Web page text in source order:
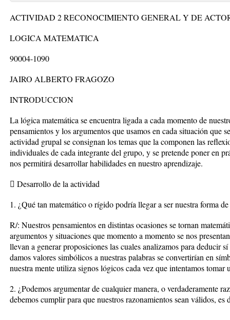
ACTIVIDAD 2 RECONOCIMIENTO GENERAL Y DE
LOGICA MATEMATICA
90004-1090
JAIRO ALBERTO FRAGOZO
INTRODUCCION
La lógica matemática se encuentra ligada a cada momento de
pensamientos y los argumentos que usamos en cada situación que
actividad grupal se consignan los temas que la componen las
individuales de cada integrante del grupo, y se pretende poner en
nos permitirá desarrollar habilidades en nuestro aprendizaje.
 Desarrollo de la actividad
1. ¿Qué tan matemático o rígido podría llegar a ser nuestra forma
R/: Nuestros pensamientos en distintas ocasiones se tornan
argumentos y situaciones que momento a momento se nos
llevan a generar proposiciones las cuales analizamos para deducir
damos valores simbólicos a nuestras palabras se convertirían en
nuestra mente utiliza signos lógicos cada vez que intentamos tomar
2. ¿Podemos argumentar de cualquier manera, o verdaderamente
debemos cumplir para que nuestros razonamientos sean válidos, es